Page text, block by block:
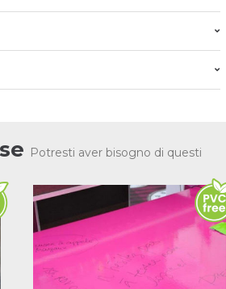
Potresti aver bisogno di questi